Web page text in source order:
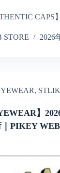
CAPS
STORE
2026
,
】
PIKEY